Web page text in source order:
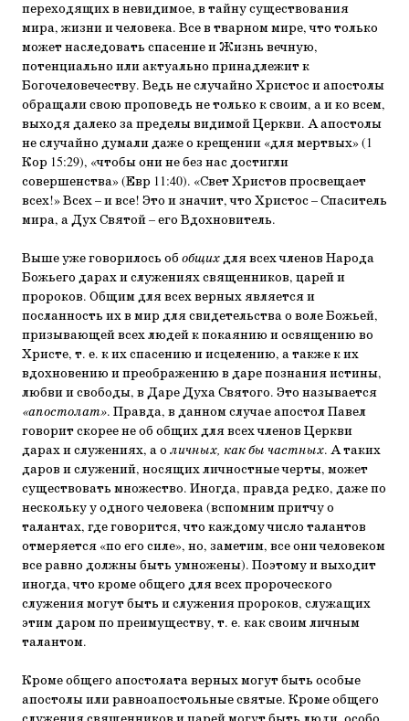
переходящих в невидимое, в тайну существова­ния
мира, жизни и человека. Все в тварном мире, что толь­ко
может наследовать спасение и Жизнь вечную,
потенциально или актуально принадлежит к
Богочеловечеству. Ведь не случайно Христос и апостолы
обращали свою проповедь не только к своим, а и ко всем,
выходя далеко за пределы ви­димой Церкви. А апостолы
не случайно думали даже о крещении «для мертвых» (1
Кор 15:29), «чтобы они не без нас достигли
совершенства» (Евр 11:40). «Свет Христов просве­щает
всех!» Всех – и все! Это и значит, что Христос – Спаси­тель
мира, а Дух Святой – его Вдохновитель.
Выше уже говорилось об общихдля всех членов Народа
Божьего дарах и служениях священников, царей и
проро­ков. Общим для всех верных является и
посланность их в мир для свидетельства о воле Божьей,
призывающей всех людей к покаянию и освящению во
Христе, т. е. к их спасе­нию и исцелению, а также к их
вдохновению и преображе­нию в даре познания истины,
любви и свободы, в Даре Духа Святого. Это называется
«апостолат». Правда, в данном слу­чае апостол Павел
говорит скорее не об общих для всех чле­нов Церкви
дарах и служениях, а о личных, как бы частных. А таких
даров и служений, носящих личностные черты, мо­жет
существовать множество. Иногда, правда редко, даже по
нескольку у одного человека (вспомним притчу о
талантах, где говорится, что каждому число талантов
отмеряется «по его силе», но, заметим, все они человеком
все равно должны быть умножены). Поэтому и выходит
иногда, что кроме об­щего для всех пророческого
служения могут быть и служе­ния пророков, служащих
этим даром по преимуществу, т. е. как своим личным
талантом.
Кроме общего апостолата верных могут быть особые
апостолы или равноапостольные святые. Кроме общего